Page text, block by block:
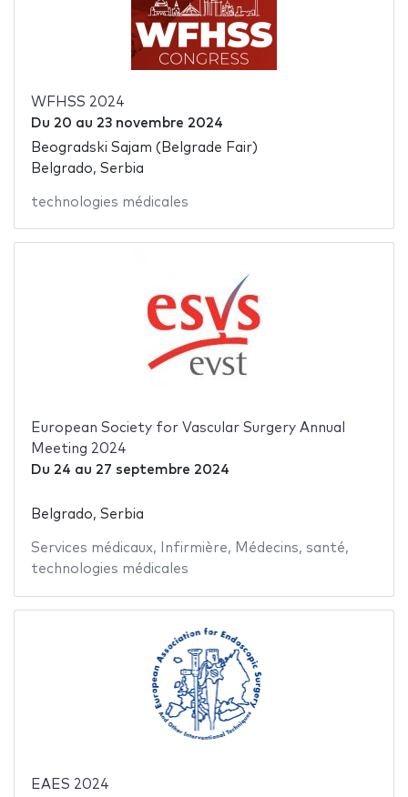
WFHSS 2024
Du 20 au 23 novembre 2024
Beogradski Sajam (Belgrade Fair)
Belgrado, Serbia
technologies médicales
European Society for Vascular Surgery Annual
Meeting 2024
Du 24 au 27 septembre 2024
Belgrado, Serbia
Services médicaux, Infirmière, Médecins, santé,
technologies médicales
EAES 2024